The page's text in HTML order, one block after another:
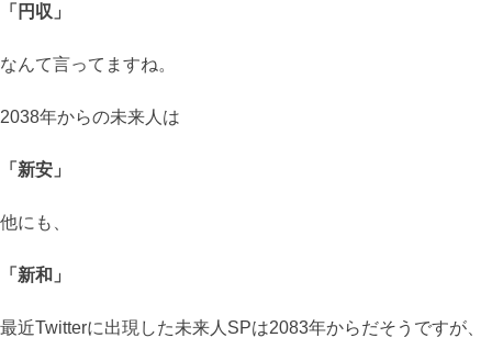
「円収」
なんて言ってますね。
2038年からの未来人は
「新安」
他にも、
「新和」
最近Twitterに出現した未来人SPは2083年からだそうですが、